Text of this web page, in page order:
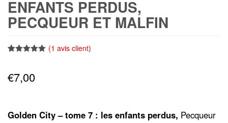
ENFANTS PERDUS,
PECQUEUR ET MALFIN
basé sur
notation
(1 avis client)
€7,00
Golden City – tome 7 : les enfants perdus, Pecqueur